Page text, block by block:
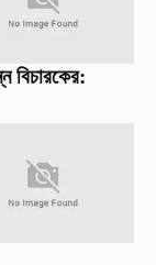
বিচারকের: